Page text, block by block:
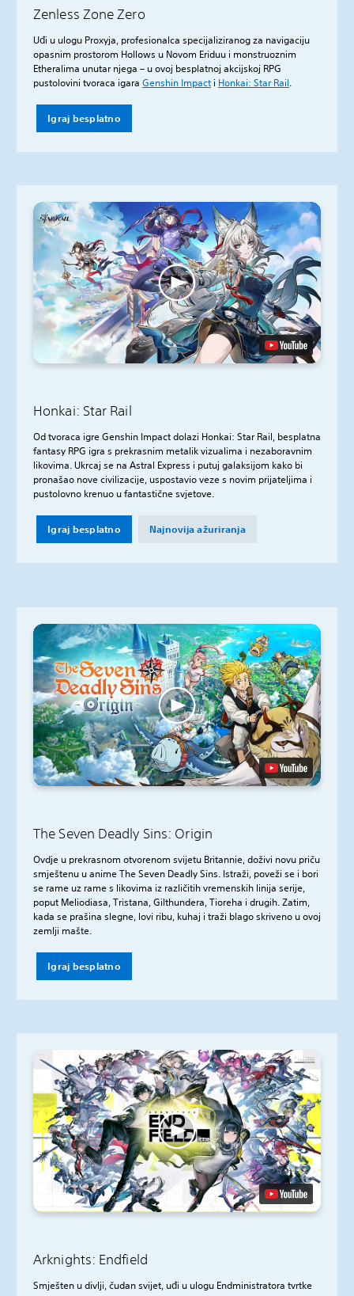
Zenless Zone Zero
Uđi u ulogu Proxyja, profesionalca specijaliziranog za navigaciju
opasnim prostorom Hollows u Novom Eriduu i monstruoznim
Etheralima unutar njega – u ovoj besplatnoj akcijskoj RPG
pustolovini tvoraca igara Genshin Impact i Honkai: Star Rail.
Igraj besplatno
Honkai: Star Rail
Od tvoraca igre Genshin Impact dolazi Honkai: Star Rail, besplatna
fantasy RPG igra s prekrasnim metalik vizualima i nezaboravnim
likovima. Ukrcaj se na Astral Express i putuj galaksijom kako bi
pronašao nove civilizacije, uspostavio veze s novim prijateljima i
pustolovno krenuo u fantastične svjetove.
Igraj besplatno Najnovija ažuriranja
The Seven Deadly Sins: Origin
Ovdje u prekrasnom otvorenom svijetu Britannie, doživi novu priču
smještenu u anime The Seven Deadly Sins. Istraži, poveži se i bori
se rame uz rame s likovima iz različitih vremenskih linija serije,
poput Meliodiasa, Tristana, Gilthundera, Tioreha i drugih. Zatim,
kada se prašina slegne, lovi ribu, kuhaj i traži blago skriveno u ovoj
zemlji mašte.
Igraj besplatno
Arknights: Endfield
Smješten u divlji, čudan svijet, uđi u ulogu Endministratora tvrtke